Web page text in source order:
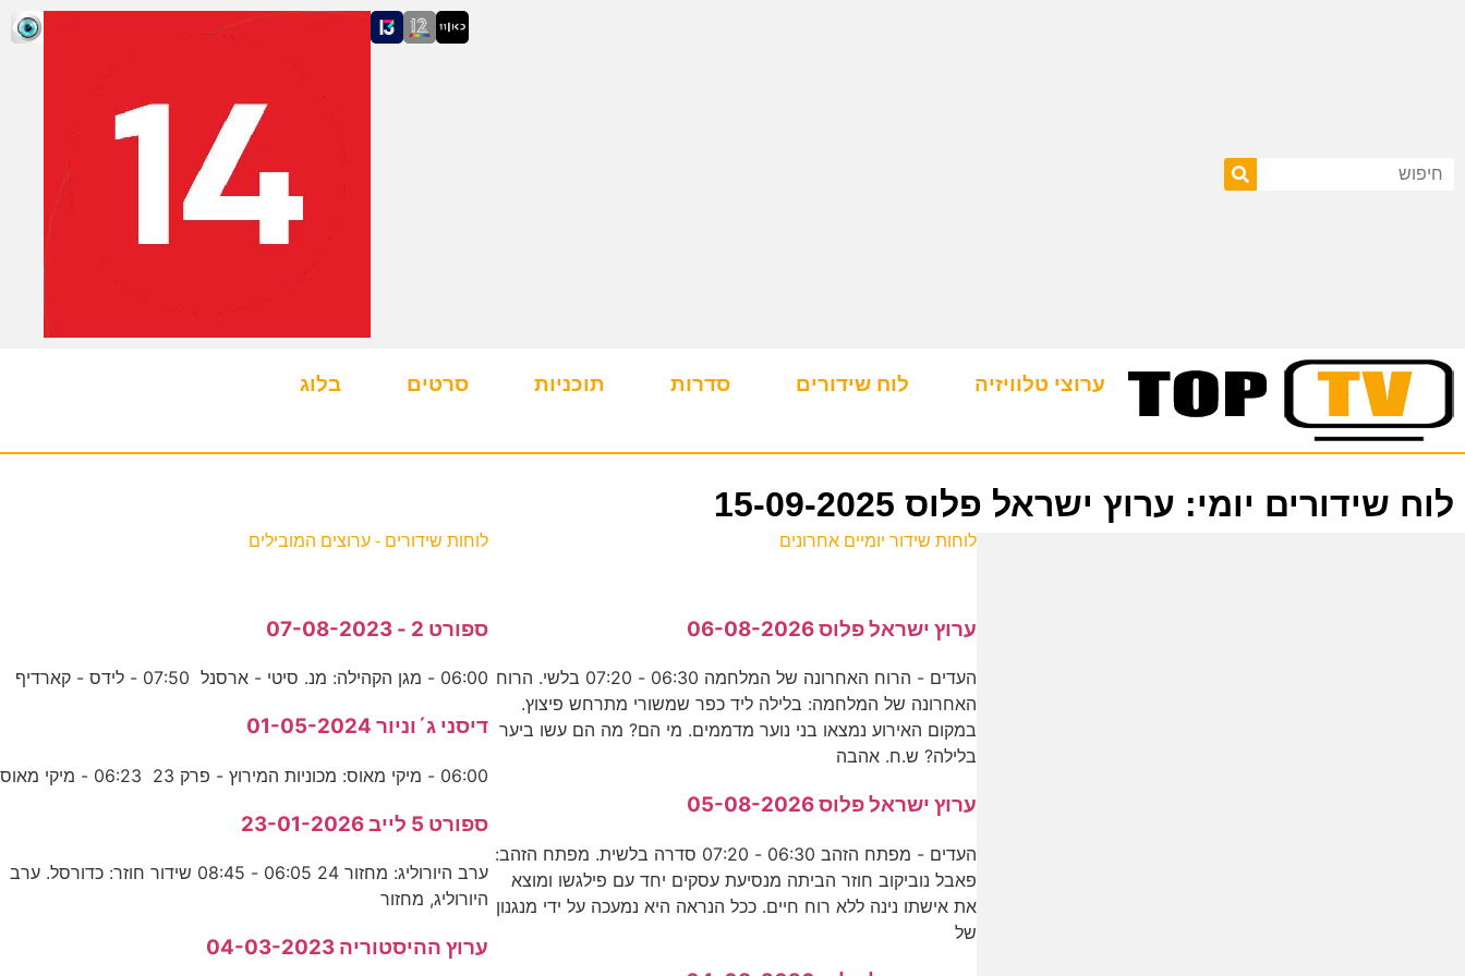
ערוצי טלוויזיה לוח שידורים סדרות תוכניות סרטים בלוג
לוח שידורים יומי: ערוץ ישראל פלוס 15-09-2025
לוחות שידור יומיים אחרונים
ערוץ ישראל פלוס 06-08-2026
העדים - הרוח האחרונה של המלחמה 06:30 - 07:20 בלשי. הרוח
האחרונה של המלחמה: בלילה ליד כפר שמשורי מתרחש פיצוץ.
במקום האירוע נמצאו בני נוער מדממים. מי הם? מה הם עשו ביער
בלילה? ש.ח. אהבה
ערוץ ישראל פלוס 05-08-2026
העדים - מפתח הזהב 06:30 - 07:20 סדרה בלשית. מפתח הזהב:
פאבל נוביקוב חוזר הביתה מנסיעת עסקים יחד עם פילגשו ומוצא
את אישתו נינה ללא רוח חיים. ככל הנראה היא נמעכה על ידי מנגנון
של
לוחות שידורים - ערוצים המובילים
ספורט 2 - 07-08-2023
06:00 - מגן הקהילה: מנ. סיטי - ארסנל 07:50 - לידס - קארדיף
דיסני ג´וניור 01-05-2024
06:00 - מיקי מאוס: מכוניות המירוץ - פרק 23 06:23 - מיקי מאוס
ספורט 5 לייב 23-01-2026
ערב היורוליג: מחזור 24 06:05 - 08:45 שידור חוזר: כדורסל. ערב
היורוליג, מחזור
ערוץ ההיסטוריה 04-03-2023